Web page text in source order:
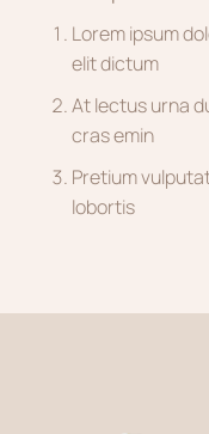
Lorem ipsum
elit dictum
At lectus urna
cras emin
Pretium
lobortis